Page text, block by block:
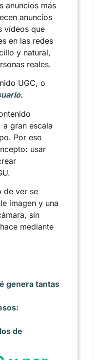
anuncios más
anuncios
vídeos que
en las redes
y natural,
reales.
UGC, o
.
gran escala
Por eso
usar
de ver se
imagen y una
sin
mediante
genera tantas
de